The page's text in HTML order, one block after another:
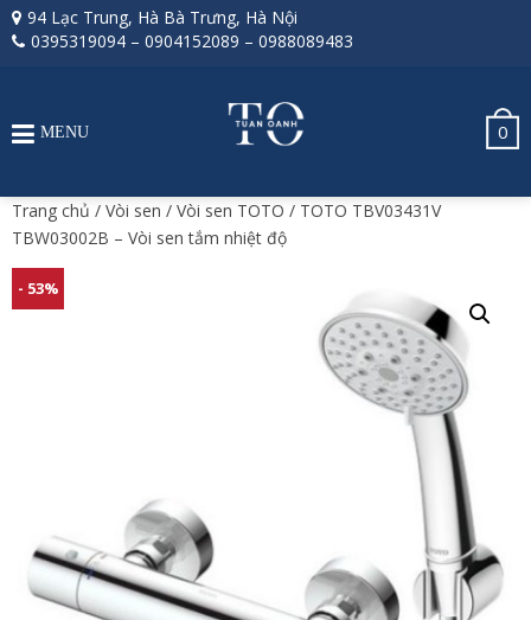
94 Lạc Trung, Hà Bà Trưng, Hà Nội
0395319094 – 0904152089 – 0988089483
0
MENU
Trang chủ / Vòi sen / Vòi sen TOTO / TOTO TBV03431V
TBW03002B – Vòi sen tắm nhiệt độ
- 53%